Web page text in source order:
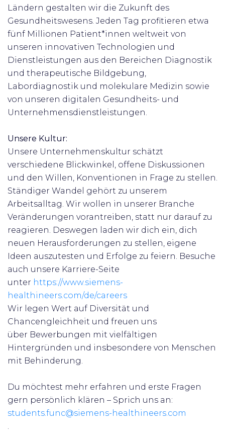
Ländern gestalten wir die Zukunft des
Gesundheitswesens. Jeden Tag profitieren etwa
fünf Millionen Patient*innen weltweit von
unseren innovativen Technologien und
Dienstleistungen aus den Bereichen Diagnostik
und therapeutische Bildgebung,
Labordiagnostik und molekulare Medizin sowie
von unseren digitalen Gesundheits- und
Unternehmensdienstleistungen.
Unsere Kultur:
Unsere Unternehmenskultur schätzt
verschiedene Blickwinkel, offene Diskussionen
und den Willen, Konventionen in Frage zu stellen.
Ständiger Wandel gehört zu unserem
Arbeitsalltag. Wir wollen in unserer Branche
Veränderungen vorantreiben, statt nur darauf zu
reagieren. Deswegen laden wir dich ein, dich
neuen Herausforderungen zu stellen, eigene
Ideen auszutesten und Erfolge zu feiern. Besuche
auch unsere Karriere-Seite
unter https://www.siemens-
healthineers.com/de/careers
Wir legen Wert auf Diversität und
Chancengleichheit und freuen uns
über Bewerbungen mit vielfältigen
Hintergründen und insbesondere von Menschen
mit Behinderung.
Du möchtest mehr erfahren und erste Fragen
gern persönlich klären – Sprich uns an:
students.func@siemens-healthineers.com
.